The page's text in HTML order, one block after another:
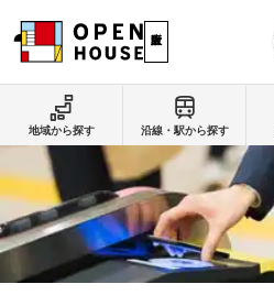
地域から探す 沿線・駅から探す